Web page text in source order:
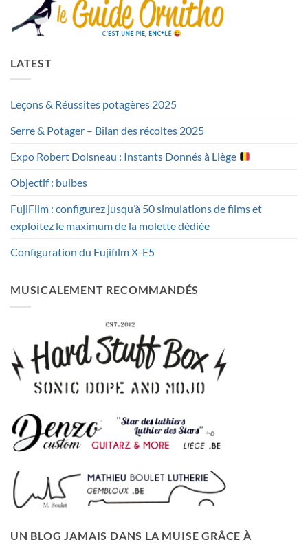
LATEST
Leçons & Réussites potagères 2025
Serre & Potager – Bilan des récoltes 2025
Expo Robert Doisneau : Instants Donnés à Liège
Objectif : bulbes
FujiFilm : configurez jusqu’à 50 simulations de films et
exploitez le maximum de la molette dédiée
Configuration du Fujifilm X-E5
MUSICALEMENT RECOMMANDÉS
UN BLOG JAMAIS DANS LA MUISE GRÂCE À